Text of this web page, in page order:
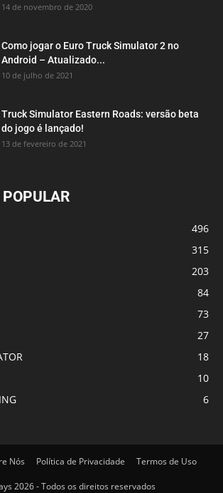
14 de novembro de 2020
Como jogar o Euro Truck Simulator 2 no
Android – Atualizado...
10 de julho de 2021
Truck Simulator Eastern Roads: versão beta
do jogo é lançado!
13 de fevereiro de 2021
496
315
203
84
73
27
18
10
6
Nós Política de Privacidade Termos de Uso
2026 - Todos os direitos reservados